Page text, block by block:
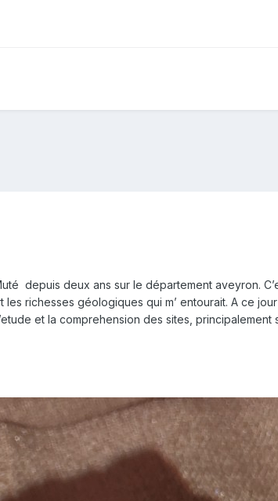
depuis deux ans sur le département aveyron.
richesses géologiques qui m’ entourait. A ce
et la comprehension des sites,